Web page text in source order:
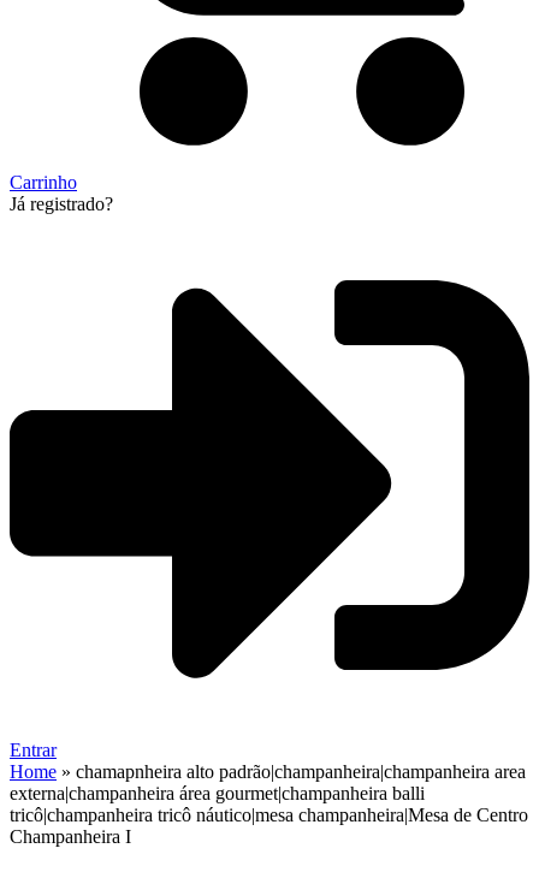
Carrinho
Já registrado?
Entrar
Home » chamapnheira alto padrão|champanheira|champanheira area
externa|champanheira área gourmet|champanheira balli
tricô|champanheira tricô náutico|mesa champanheira|Mesa de Centro
Champanheira I